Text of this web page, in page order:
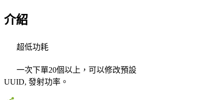
介紹
超低功耗
一次下單20個以上，可以修改預設
UUID, 發射功率。